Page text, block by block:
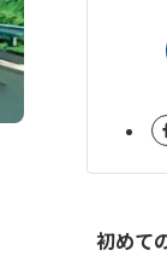
初めて